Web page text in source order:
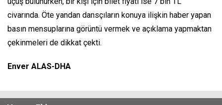
civarında. Öte yandan dansçıların konuya ilişkin haber yapan
basın mensuplarına görüntü vermek ve açıklama yapmaktan
çekinmeleri de dikkat çekti.
Enver ALAS-DHA